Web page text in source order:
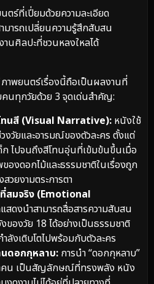
ร์ที่เปี่ยมด้วยความละเอียด
มารถเปลี่ยนความรู้สึกสับสน
านศิลปะที่ชวนหลงใหลได้
าพยนตร์เรื่องนี้ถือเป็นผลงานที่
นทุกวัยด้วย 3 จุดเด่นสำคัญ:
ทนสี (Visual Narrative): หนังใช้
งวัยและอารมณ์ของตัวละคร ตั้งแต่
ไปจนถึงสีโทนอุ่นที่เข้มข้นขึ้นเมื่อ
ของดอกไม้และธรรมชาติในเรื่องถูก
วยงามตระการตา
สมจริง (Emotional
สดงนำสามารถสื่อสารความสับสน
งของวัย 18 ได้อย่างเป็นธรรมชาติ
ลังเติบโตไปพร้อมกับตัวละคร
ดอกกุหลาบ: การนำ “ดอกกุหลาบ”
คน เป็นสัญลักษณ์ที่ทรงพลัง หนัง